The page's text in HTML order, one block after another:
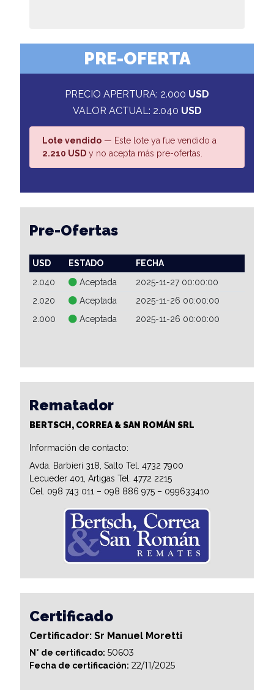
PRE-OFERTA
PRECIO APERTURA: 2.000 USD
VALOR ACTUAL: 2.040 USD
Lote vendido — Este lote ya fue vendido a
2.210 USD y no acepta más pre-ofertas.
Pre-Ofertas
USD ESTADO
FECHA
2.040
Aceptada
2025-11-27 00:00:00
2.020
Aceptada
2025-11-26 00:00:00
2.000
Aceptada 2025-11-26 00:00:00
Rematador
BERTSCH, CORREA & SAN ROMÁN SRL
Información de contacto:
Avda. Barbieri 318, Salto Tel. 4732 7900
Lecueder 401, Artigas Tel. 4772 2215
Cel. 098 743 011 – 098 886 975 – 099633410
Certificado
Certificador: Sr Manuel Moretti
N° de certificado: 50603
Fecha de certificación: 22/11/2025